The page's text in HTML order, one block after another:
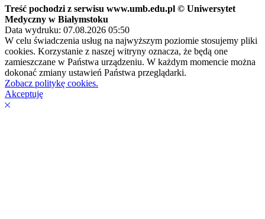
Treść pochodzi z serwisu www.umb.edu.pl © Uniwersytet
Medyczny w Białymstoku
Data wydruku: 07.08.2026 05:50
W celu świadczenia usług na najwyższym poziomie stosujemy pliki
cookies. Korzystanie z naszej witryny oznacza, że będą one
zamieszczane w Państwa urządzeniu. W każdym momencie można
dokonać zmiany ustawień Państwa przeglądarki.
Zobacz politykę cookies.
Akceptuję